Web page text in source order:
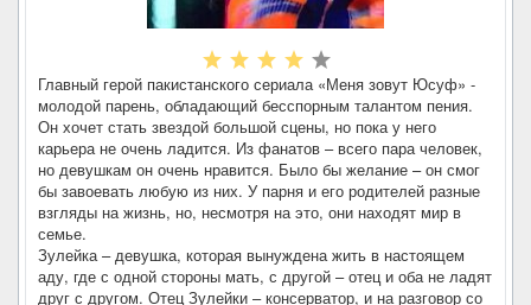
Главный герой пакистанского сериала «Меня зовут Юсуф» -
молодой парень, обладающий бесспорным талантом пения.
Он хочет стать звездой большой сцены, но пока у него
карьера не очень ладится. Из фанатов – всего пара человек,
но девушкам он очень нравится. Было бы желание – он смог
бы завоевать любую из них. У парня и его родителей разные
взгляды на жизнь, но, несмотря на это, они находят мир в
семье.
Зулейка – девушка, которая вынуждена жить в настоящем
аду, где с одной стороны мать, с другой – отец и оба не ладят
друг с другом. Отец Зулейки – консерватор, и на разговор со